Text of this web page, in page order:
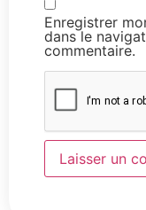
Enregistrer
dans le
commentaire.